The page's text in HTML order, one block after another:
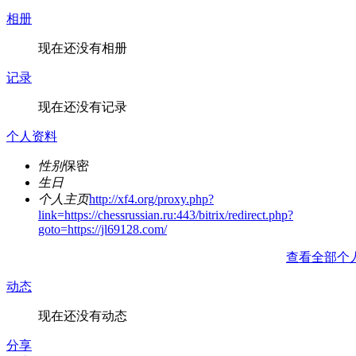
相册
现在还没有相册
记录
现在还没有记录
个人资料
性别保密
生日
个人主页http://xf4.org/proxy.php?
link=https://chessrussian.ru:443/bitrix/redirect.php?
goto=https://jl69128.com/
查看全部个
动态
现在还没有动态
分享